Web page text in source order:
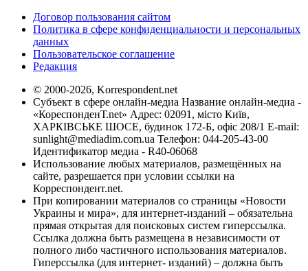
Договор пользования сайтом
Политика в сфере конфиденциальности и персональных
данных
Пользовательское соглашение
Редакция
© 2000-2026, Korrespondent.net
Субъект в сфере онлайн-медиа Название онлайн-медиа -
«КореспонденТ.net» Адрес: 02091, місто Київ,
ХАРКІВСЬКЕ ШОСЕ, будинок 172-Б, офіс 208/1 E-mail:
sunlight@mediadim.com.ua Телефон: 044-205-43-00
Идентификатор медиа - R40-06068
Использование любых материалов, размещённых на
сайте, разрешается при условии ссылки на
Корреспондент.net.
При копировании материалов со страницы «Новости
Украины и мира», для интернет-изданий – обязательна
прямая открытая для поисковых систем гиперссылка.
Ссылка должна быть размещена в независимости от
полного либо частичного использования материалов.
Гиперссылка (для интернет- изданий) – должна быть